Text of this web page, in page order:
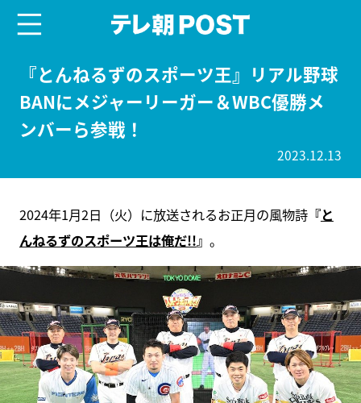
『とんねるずのスポーツ王』リアル野球
BANにメジャーリーガー＆WBC優勝メ
ンバーら参戦！
2023.12.13
2024年1月2日（火）に放送されるお正月の風物詩『と
んねるずのスポーツ王は俺だ!!』 。